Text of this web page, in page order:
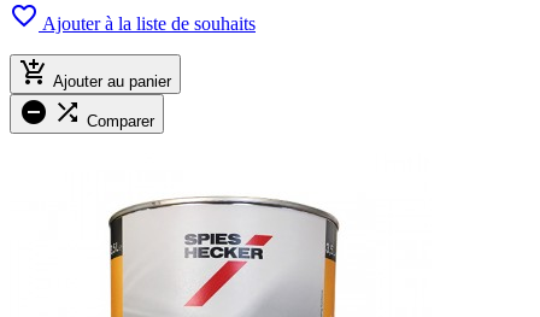
 Ajouter à la liste de souhaits
 Ajouter au panier
  Comparer